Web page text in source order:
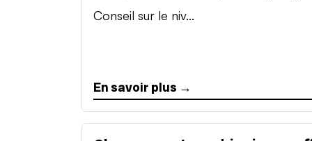
Conseil sur le niv...
En savoir plus →